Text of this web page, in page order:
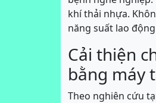
khí thải nhựa.
năng suất lao
Cải thiện
bằng máy
Theo nghiên cứu